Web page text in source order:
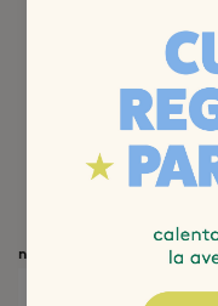
horas y buscá
nombre